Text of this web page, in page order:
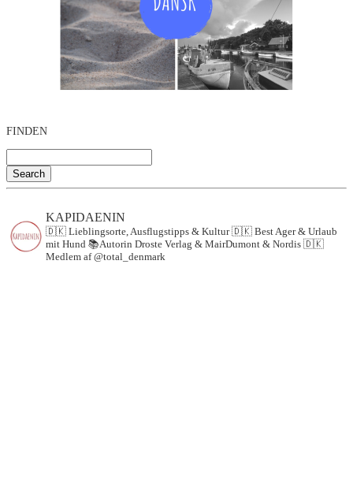
FINDEN
Search
KAPIDAENIN
🇩🇰 Lieblingsorte, Ausflugstipps & Kultur🇩🇰 Best Ager & Urlaub
mit Hund 📚Autorin Droste Verlag & MairDumont & Nordis 🇩🇰
Medlem af @total_denmark